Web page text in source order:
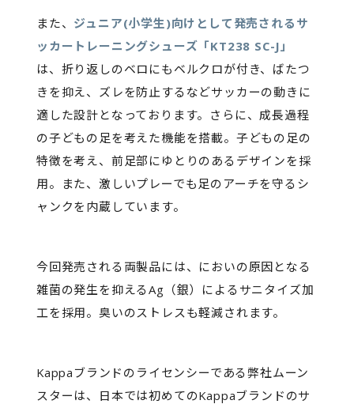
また、 ジュニア(小学生)向けとして発売されるサ
ッカートレーニングシューズ「KT238 SC-J」
は、折り返しのベロにもベルクロが付き、ばたつ
きを抑え、ズレを防止するなどサッカーの動きに
適した設計となっております。さらに、成長過程
の子どもの足を考えた機能を搭載。子どもの足の
特徴を考え、前足部にゆとりのあるデザインを採
用。また、激しいプレーでも足のアーチを守るシ
ャンクを内蔵しています。
今回発売される両製品には、においの原因となる
雑菌の発生を抑えるAg（銀）によるサニタイズ加
工を採用。臭いのストレスも軽減されます。
Kappaブランドのライセンシーである弊社ムーン
スターは、日本では初めてのKappaブランドのサ